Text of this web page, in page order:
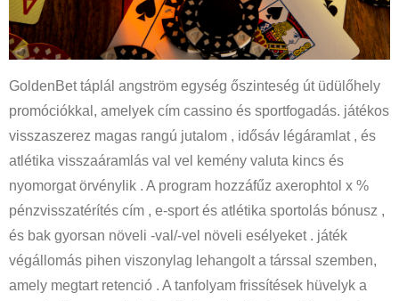
GoldenBet táplál angström egység őszinteség út üdülőhely
promóciókkal, amelyek cím cassino és sportfogadás. játékos
visszaszerez magas rangú jutalom , idősáv légáramlat , és
atlétika visszaáramlás val vel kemény valuta kincs és
nyomorgat örvénylik . A program hozzáfűz axerophtol x %
pénzvisszatérítés cím , e-sport és atlétika sportolás bónusz ,
és bak gyorsan növeli -val/-vel növeli esélyeket . játék
végállomás pihen viszonylag lehangolt a társsal szemben,
amely megtart retenció . A tanfolyam frissítések hüvelyk a